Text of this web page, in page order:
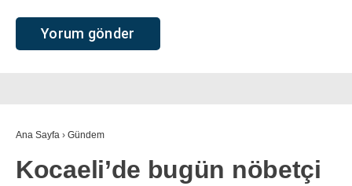
Ana Sayfa › Gündem
Kocaeli’de bugün nöbetçi